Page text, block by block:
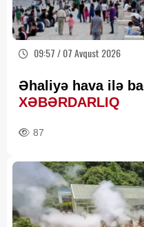
09:57 / 07 Avqust 2026
Əhaliyə hava ilə
XƏBƏRDARLIQ
87